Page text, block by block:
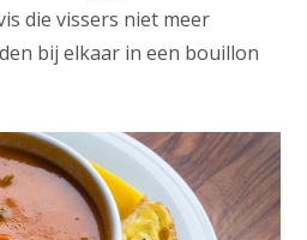
die vissers niet meer
bij elkaar in een bouillon